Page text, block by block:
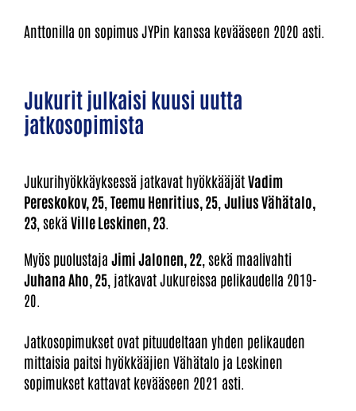
Anttonilla on sopimus JYPin kanssa kevääseen 2020 asti.
Jukurit julkaisi kuusi uutta
jatkosopimista
Jukurihyökkäyksessä jatkavat hyökkääjätVadim
Pereskokov, 25 Teemu Henritius, 25 Julius Vähätalo,
23 , sekäVille Leskinen, 23
Myös puolustaja Jimi Jalonen, 22 , sekä maalivahti
Juhana Aho, 25 , jatkavat Jukureissa pelikaudella 2019-
20.
Jatkosopimukset ovat pituudeltaan yhden pelikauden
mittaisia paitsi hyökkääjien Vähätalo ja Leskinen
sopimukset kattavat kevääseen 2021 asti.